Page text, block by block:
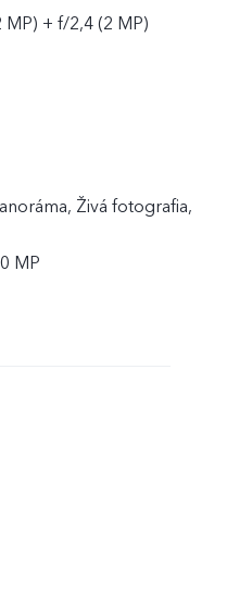
+ f/2,4 (2 MP)
Živá fotografia,
MP